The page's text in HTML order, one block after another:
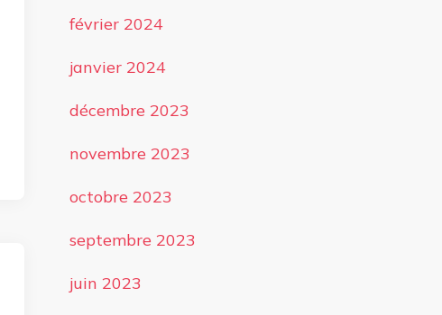
février 2024
janvier 2024
décembre 2023
novembre 2023
octobre 2023
septembre 2023
juin 2023